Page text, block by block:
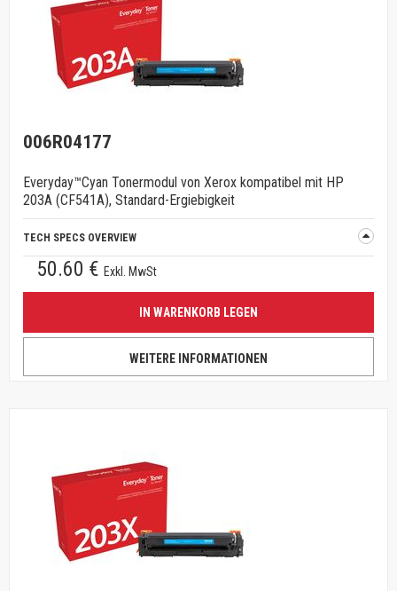
006R04177
Everyday™Cyan Tonermodul von Xerox kompatibel mit HP
203A (CF541A), Standard-Ergiebigkeit
TECH SPECS OVERVIEW
50.60 € Exkl. MwSt
IN WARENKORB LEGEN
WEITERE INFORMATIONEN